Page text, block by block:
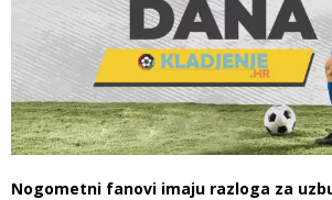
Nogometni fanovi imaju razloga za